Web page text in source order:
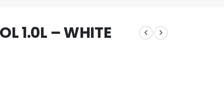
1.0L – WHITE